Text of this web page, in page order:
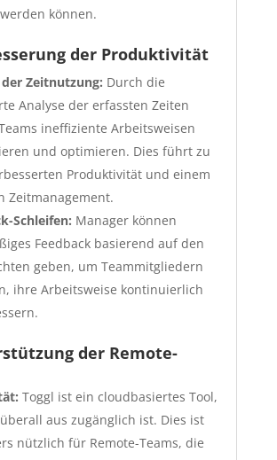
können.
der Produktivität
Zeitnutzung: Durch die
Analyse der erfassten Zeiten
ineffiziente Arbeitsweisen
und optimieren. Dies führt zu
Produktivität und einem
Zeitmanagement.
Schleifen: Manager können
Feedback basierend auf den
geben, um Teammitgliedern
ihre Arbeitsweise kontinuierlich
der Remote-
Toggl ist ein cloudbasiertes Tool,
aus zugänglich ist. Dies ist
nützlich für Remote-Teams, die